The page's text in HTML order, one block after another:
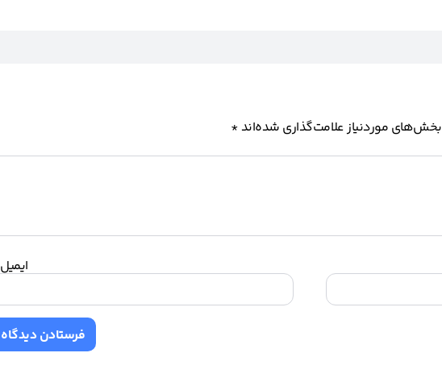
بخش‌های موردنیاز علامت‌گذاری شده‌اند*
ایمیل